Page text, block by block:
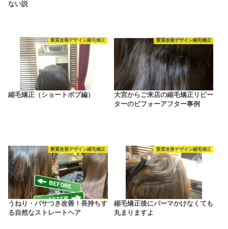
ない説
髪質改善デザイン縮毛矯正
縮毛矯正（ショートボブ編）
髪質改善デザイン縮毛矯正
大宮からご来店の縮毛矯正リピー
ターのビフォーアフター事例
髪質改善デザイン縮毛矯正
うねり・パサつき改善！長持ちす
る自然なストレートヘア
髪質改善デザイン縮毛矯正
縮毛矯正後にパーマかけなくても
丸まりますよ